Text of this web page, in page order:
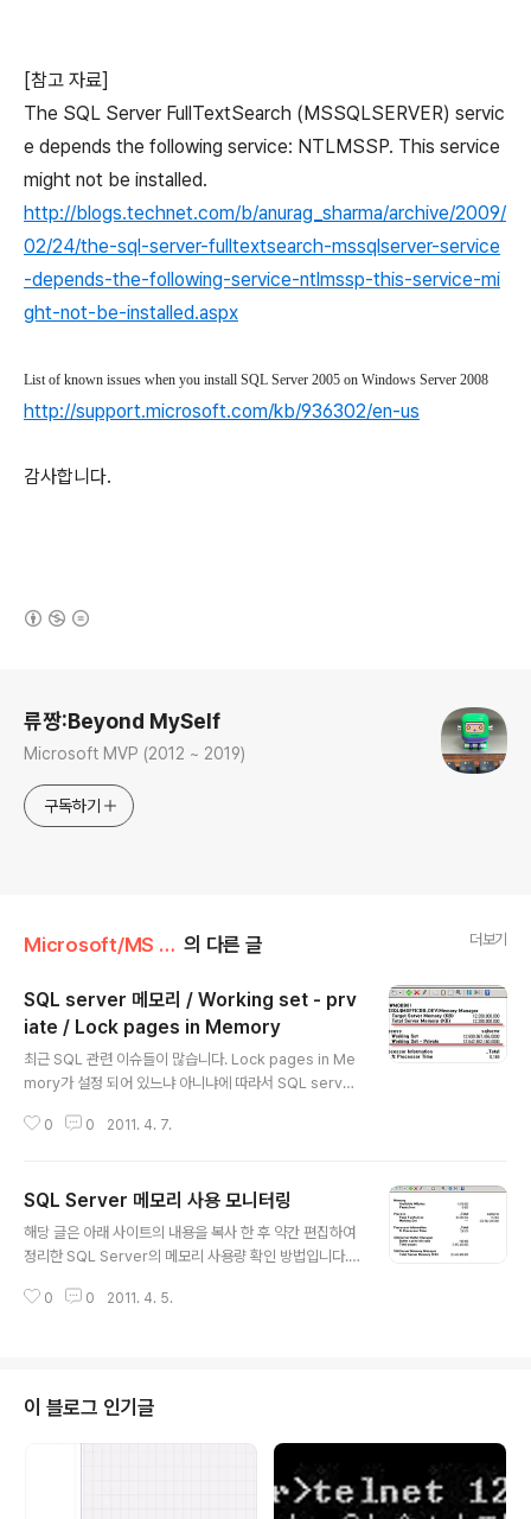
[참고 자료]
The SQL Server FullTextSearch (MSSQLSERVER) servic
e depends the following service: NTLMSSP. This service
might not be installed.
http://blogs.technet.com/b/anurag_sharma/archive/2009/
02/24/the-sql-server-fulltextsearch-mssqlserver-service
-depends-the-following-service-ntlmssp-this-service-mi
ght-not-be-installed.aspx
List of known issues when you install SQL Server 2005 on Windows Server 2008
http://support.microsoft.com/kb/936302/en-us
감사합니다.
류짱:Beyond MySelf
Microsoft MVP (2012 ~ 2019)
구독하기
Microsoft/MS SQL 의 다른 글 더보기
SQL server 메모리 / Working set - prv
iate / Lock pages in Memory
최근 SQL 관련 이슈들이 많습니다. Lock pages in Me
mory가 설정 되어 있느냐 아니냐에 따라서 SQL server
이 완전 달라 지는 현상입니다. 지금까지 잘 모르고 있었던
경의 A 서버와 B서버의 SQL Server 성능 카운터 중 Wo
rkingset - Private 의 사용량이 다른 이유? [증 상] A 서
버의 물리적 메모리는 16G이며 SQL server의 Max M
set - private을 확인 하면 아래와 같이..
0 0 2011. 4. 7.
SQL Server 메모리 사용 모니터링
해당 글은 아래 사이트의 내용을 복사 한 후 약간 편집하여
정리한 SQL Server의 메모리 사용량 확인 방법입니다.
ko-kr/library/ms176018.aspx 메모리 사용 모니터링
카운터를 사용하십시오. Memory: Available Bytes M
emory: Pages/sec Available Bytes 카운터는 현재
프로세스에 사용할 수 있는 메모리의 바이트 수를 나타냅
니다. Pages/sec 카운터는 하드 페이지 폴트 때문에 디
0 0 2011. 4. 5.
이 블로그 인기글